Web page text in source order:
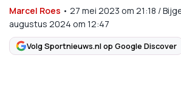
Marcel Roes • 27 mei 2023 om 21:18 /
augustus 2024 om 12:47
Volg Sportnieuws.nl op Google Discover